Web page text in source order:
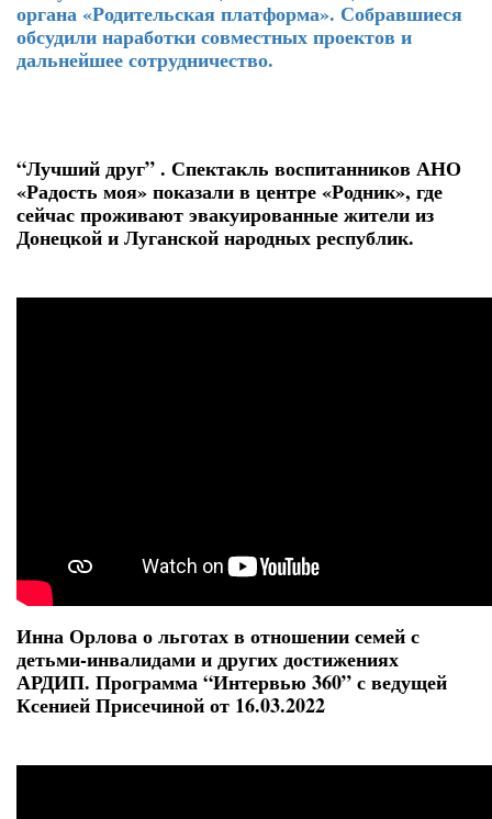
органа «Родительская платформа». Собравшиеся
обсудили наработки совместных проектов и
дальнейшее сотрудничество.
“Лучший друг” . Спектакль воспитанников АНО
«Радость моя» показали в центре «Родник», где
сейчас проживают эвакуированные жители из
Донецкой и Луганской народных республик.
Инна Орлова о льготах в отношении семей с
детьми-инвалидами и других достижениях
АРДИП. Программа “Интервью 360” с ведущей
Ксенией Присечиной от 16.03.2022